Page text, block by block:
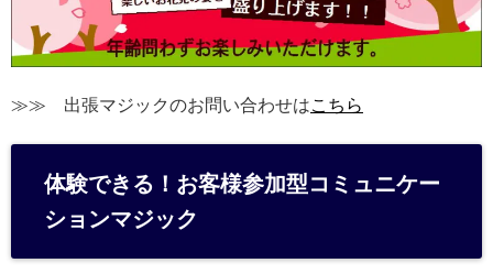
≫≫ 出張マジックのお問い合わせはこちら
体験できる！お客様参加型コミュニケー
ションマジック